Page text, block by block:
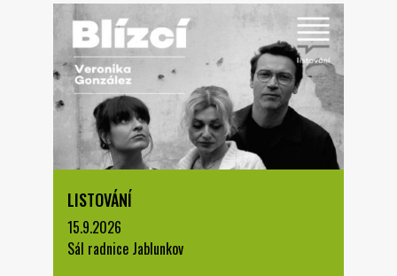
LISTOVÁNÍ
15.9.2026
Sál radnice Jablunkov